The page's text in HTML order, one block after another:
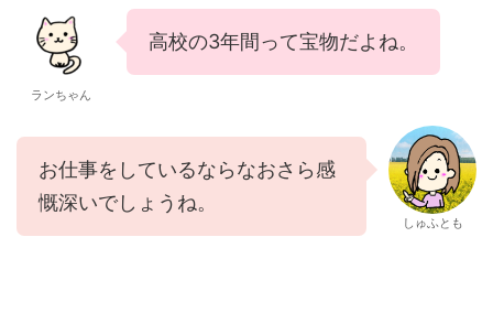
ランちゃん
高校の3年間って宝物だよね。
お仕事をしているならなおさら感
慨深いでしょうね。
しゅふとも